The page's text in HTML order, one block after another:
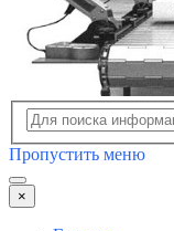
Пропустить меню
×